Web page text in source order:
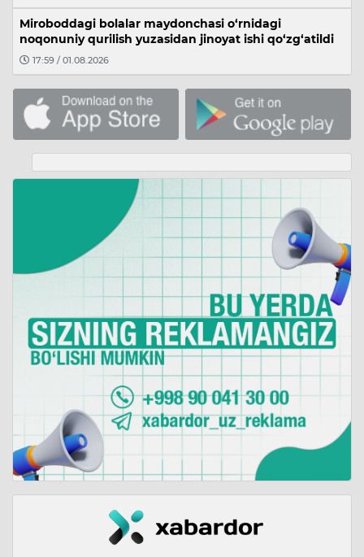
Miroboddagi bolalar maydonchasi o‘rnidagi
noqonuniy qurilish yuzasidan jinoyat ishi qo‘zg‘atildi
17:59 / 01.08.2026